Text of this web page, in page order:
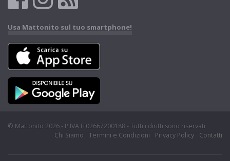
Usa Mattonito sul tuo smartphone!
© Mattonito 2026 - P.IVA IT02667200188 - Tutti i diritti sono riservati
Chi Siamo
Termini e Condizioni Privacy Policy Contatti